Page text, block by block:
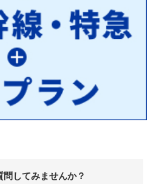
問してみませんか？